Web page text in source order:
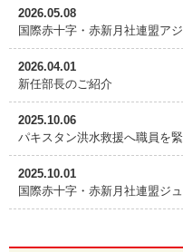
2026.05.08
国際赤十字・赤新月社連盟ア
2026.04.01
新任部長のご紹介
2025.10.06
パキスタン洪水救援へ職員を
2025.10.01
国際赤十字・赤新月社連盟ジ
ミャンマー地震へ職員3名を緊